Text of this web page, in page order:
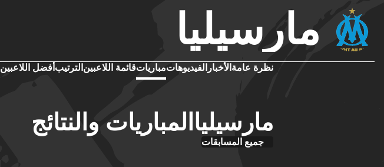
مارسيليا
نظرة عامة الأخبار الفيديوهاتمبارياتقائمة اللاعبين الترتيب أفضل اللاعبين
مارسيلياالمباريات والنتائج
جميع المسابقات